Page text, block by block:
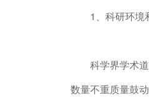
1、科研环境
科学界学术
数量不重质量鼓